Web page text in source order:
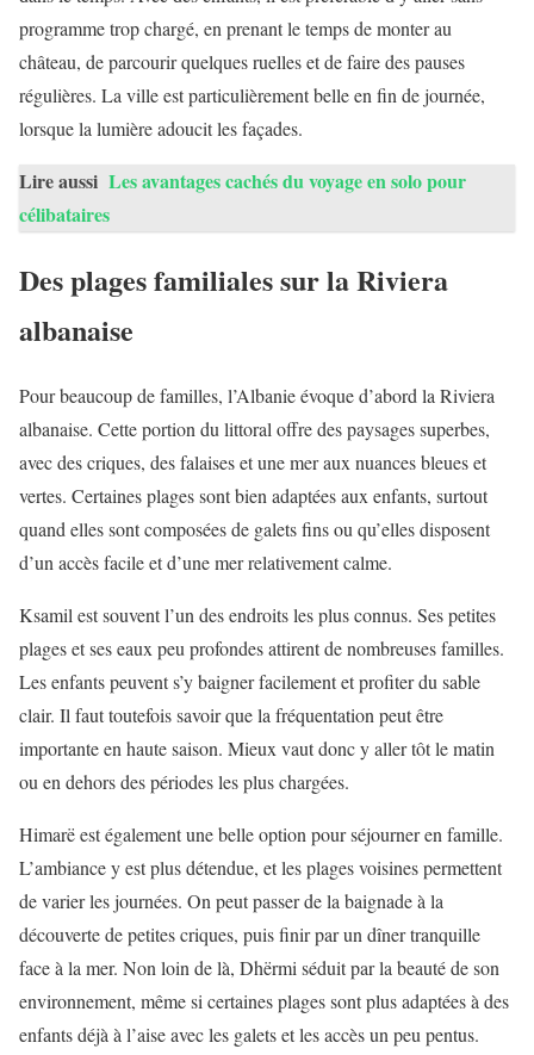
programme trop chargé, en prenant le temps de monter au
château, de parcourir quelques ruelles et de faire des pauses
régulières. La ville est particulièrement belle en fin de journée,
lorsque la lumière adoucit les façades.
Lire aussi Les avantages cachés du voyage en solo pour
célibataires
Des plages familiales sur la Riviera
albanaise
Pour beaucoup de familles, l’Albanie évoque d’abord la Riviera
albanaise. Cette portion du littoral offre des paysages superbes,
avec des criques, des falaises et une mer aux nuances bleues et
vertes. Certaines plages sont bien adaptées aux enfants, surtout
quand elles sont composées de galets fins ou qu’elles disposent
d’un accès facile et d’une mer relativement calme.
Ksamil est souvent l’un des endroits les plus connus. Ses petites
plages et ses eaux peu profondes attirent de nombreuses familles.
Les enfants peuvent s’y baigner facilement et profiter du sable
clair. Il faut toutefois savoir que la fréquentation peut être
importante en haute saison. Mieux vaut donc y aller tôt le matin
ou en dehors des périodes les plus chargées.
Himarë est également une belle option pour séjourner en famille.
L’ambiance y est plus détendue, et les plages voisines permettent
de varier les journées. On peut passer de la baignade à la
découverte de petites criques, puis finir par un dîner tranquille
face à la mer. Non loin de là, Dhërmi séduit par la beauté de son
environnement, même si certaines plages sont plus adaptées à des
enfants déjà à l’aise avec les galets et les accès un peu pentus.